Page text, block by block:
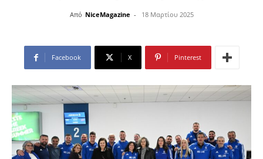
Από NiceMagazine - 18 Μαρτίου 2025
Facebook X Pinterest